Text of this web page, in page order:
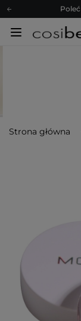
Strona główna